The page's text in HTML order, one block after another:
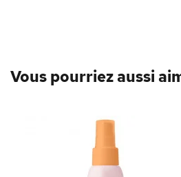
Vous pourriez aussi